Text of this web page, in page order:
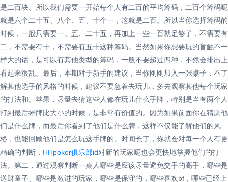
是二百块。所以我们需要一开始每个人有二百的平均筹码，二百个筹码呢
就是六个二十五、八个、五、十个一，这就是二百。所以当你选择筹码的
时候，一般只需要一。五、二十五，再加上一些一百就足够了，不需要有
二，不需要有十，不需要有五十这种筹码。当然如果你想要玩的盲触不一
样大的话，是可以有其他类型的筹码，一般不要超过四种，不然会排出上
看起来很乱。最后，本期对于新手的建议，当你刚刚加入一张桌子，不了
解其他选手的风格的时候，建议不要急着去玩儿，多去观察其他每个玩家
的打法和。苹果，尽量去猜这些人都在玩儿什么手牌，特别是当有两个人
打到最后摊牌比大小的时候，是非常有价值的。因为如果前面你在猜测他
们是什么牌，而最后你看到了他们是什么牌，这样不仅能了解他们的风
格，也能回顾他们是怎么玩这手牌的。时间长了，你就会对每一个人有更
精确的判断， HHpoker俱乐部id对新的玩家呢也会更快地掌握他们的打
法。第二，通过观察判断一桌人哪些是应该尽量避免交手的高手，哪些是
送财童子、哪些是激进的玩家，哪些是保守的，哪些喜欢bf，哪些已经上